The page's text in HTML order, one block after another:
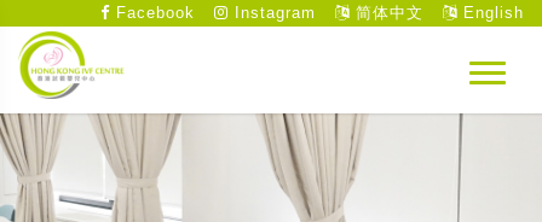
Facebook Instagram 简体中文 English